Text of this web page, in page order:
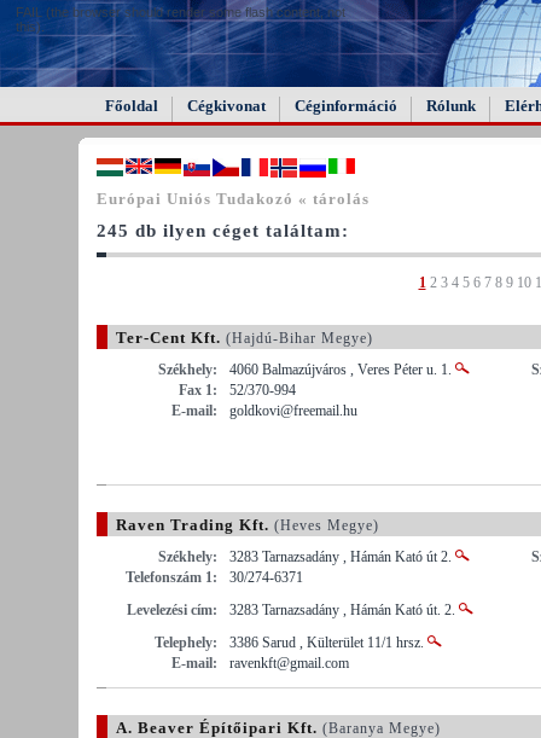
FAIL (the browser should render some flash content, not
this).
Főoldal Cégkivonat Céginformáció Rólunk
Európai Uniós Tudakozó « tárolás
245 db ilyen céget találtam:
1 2 3 4 5 6 7 8 9 10
Ter-Cent Kft. (Hajdú-Bihar Megye)
Székhely:
4060 Balmazújváros , Veres Péter u. 1.
Fax 1:
52/370-994
E-mail:
goldkovi@freemail.hu
Raven Trading Kft. (Heves Megye)
Székhely:
3283 Tarnazsadány , Hámán Kató út 2.
Telefonszám 1:
30/274-6371
Levelezési cím:
3283 Tarnazsadány , Hámán Kató út. 2.
Telephely:
3386 Sarud , Külterület 11/1 hrsz.
E-mail:
ravenkft@gmail.com
A. Beaver Építőipari Kft. (Baranya Megye)